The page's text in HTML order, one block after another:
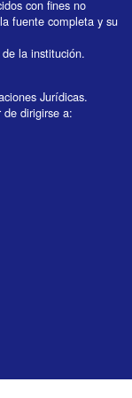
con fines no
fuente completa y su
la institución.
Jurídicas.
dirigirse a: